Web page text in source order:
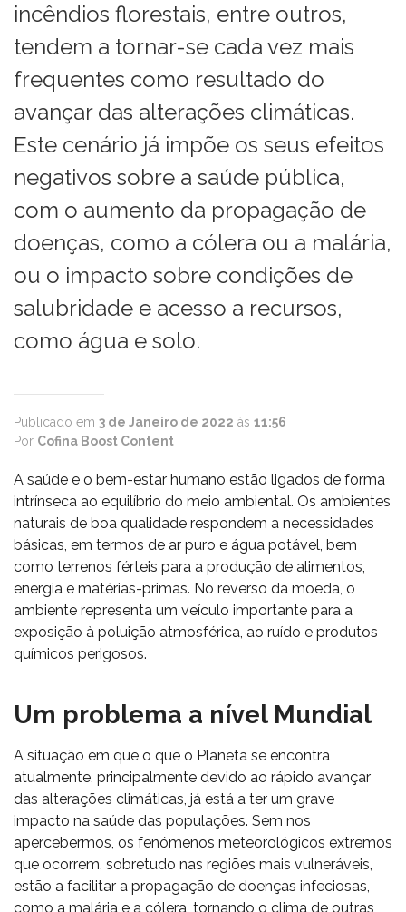
incêndios florestais, entre outros,
tendem a tornar-se cada vez mais
frequentes como resultado do
avançar das alterações climáticas.
Este cenário já impõe os seus efeitos
negativos sobre a saúde pública,
com o aumento da propagação de
doenças, como a cólera ou a malária,
ou o impacto sobre condições de
salubridade e acesso a recursos,
como água e solo.
Publicado em 3 de Janeiro de 2022 às 11:56
Por Cofina Boost Content
A saúde e o bem-estar humano estão ligados de forma
intrínseca ao equilíbrio do meio ambiental. Os ambientes
naturais de boa qualidade respondem a necessidades
básicas, em termos de ar puro e água potável, bem
como terrenos férteis para a produção de alimentos,
energia e matérias-primas. No reverso da moeda, o
ambiente representa um veículo importante para a
exposição à poluição atmosférica, ao ruído e produtos
químicos perigosos.
Um problema a nível Mundial
A situação em que o que o Planeta se encontra
atualmente, principalmente devido ao rápido avançar
das alterações climáticas, já está a ter um grave
impacto na saúde das populações. Sem nos
apercebermos, os fenómenos meteorológicos extremos
que ocorrem, sobretudo nas regiões mais vulneráveis,
estão a facilitar a propagação de doenças infeciosas,
como a malária e a cólera, tornando o clima de outras